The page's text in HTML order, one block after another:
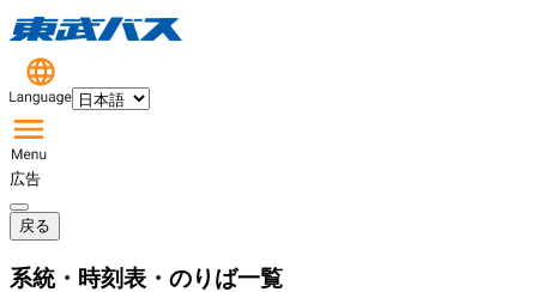
広告
戻る
系統・時刻表・のりば一覧